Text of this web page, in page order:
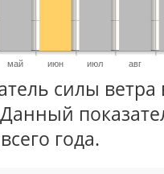
май июн июл авг
силы
Данный
года.